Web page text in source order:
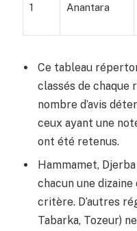
1 Anantara
Ce tableau
classés de chaque
nombre d’avis
ceux ayant une
ont été retenus.
Hammamet,
chacun une
critère. D’autres
Tabarka, Tozeur)